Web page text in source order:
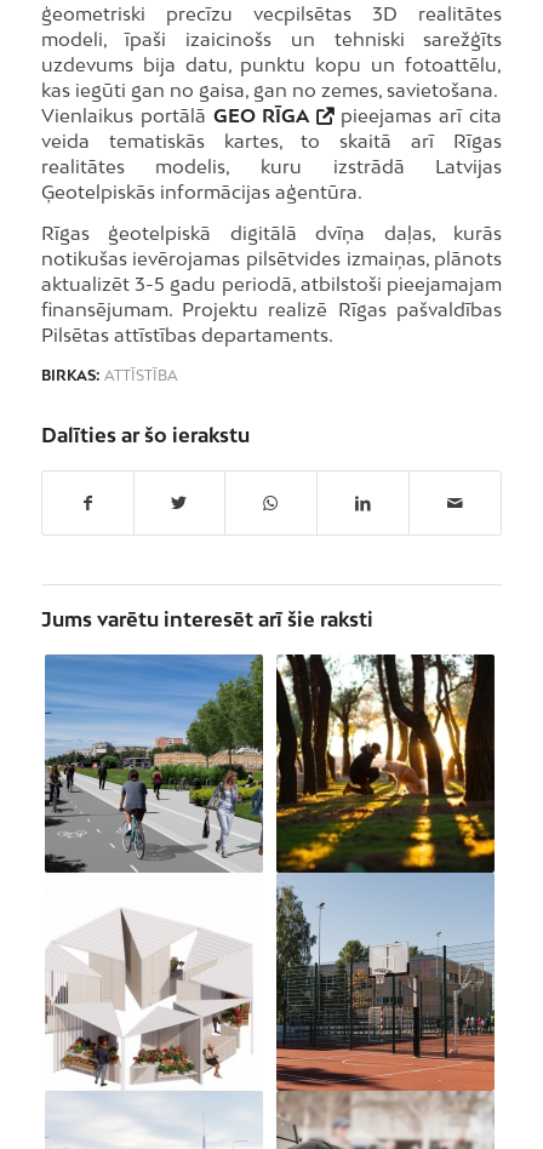
ģeometriski precīzu vecpilsētas 3D realitātes
modeli, īpaši izaicinošs un tehniski sarežģīts
uzdevums bija datu, punktu kopu un fotoattēlu,
kas iegūti gan no gaisa, gan no zemes, savietošana.
Vienlaikus portālā GEO RĪGA
pieejamas arī cita
veida tematiskās kartes, to skaitā arī Rīgas
realitātes modelis, kuru izstrādā Latvijas
Ģeotelpiskās informācijas aģentūra.
Rīgas ģeotelpiskā digitālā dvīņa daļas, kurās
notikušas ievērojamas pilsētvides izmaiņas, plānots
aktualizēt 3-5 gadu periodā, atbilstoši pieejamajam
finansējumam. Projektu realizē Rīgas pašvaldības
Pilsētas attīstības departaments.
BIRKAS: ATTĪSTĪBA
Dalīties ar šo ierakstu
Jums varētu interesēt arī šie raksti